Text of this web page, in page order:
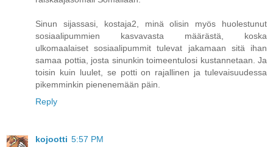
Sinun sijassasi, kostaja2, minä olisin myös huolestunut
sosiaalipummien kasvavasta määrästä, koska
ulkomaalaiset sosiaalipummit tulevat jakamaan sitä ihan
samaa pottia, josta sinunkin toimeentulosi kustannetaan. Ja
toisin kuin luulet, se potti on rajallinen ja tulevaisuudessa
pikemminkin pienenemään päin.
Reply
kojootti 5:57 PM